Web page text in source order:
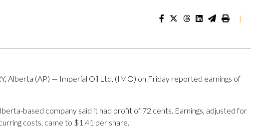
|
Alberta (AP) — Imperial Oil Ltd. (IMO) on Friday reported earnings of
based company said it had profit of 72 cents. Earnings, adjusted for
costs, came to $1.41 per share.